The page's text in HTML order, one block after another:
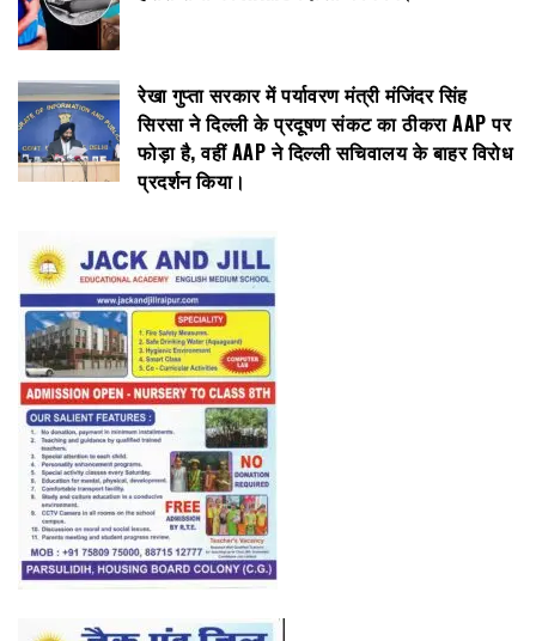
रेखा गुप्ता सरकार में पर्यावरण मंत्री मंजिंदर सिंह
सिरसा ने दिल्ली के प्रदूषण संकट का ठीकरा AAP पर
फोड़ा है, वहीं AAP ने दिल्ली सचिवालय के बाहर विरोध
प्रदर्शन किया।